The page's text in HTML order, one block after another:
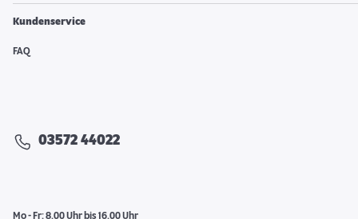
Kundenservice
FAQ
03572 44022
Mo - Fr: 8.00 Uhr bis 16.00 Uhr